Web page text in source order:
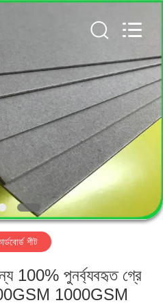
শীট
100% পুনর্ব্যবহৃত গ্রে
800GSM 1000GSM